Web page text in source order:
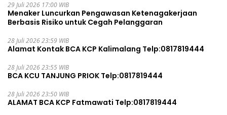
29 Juli 2026 17:00 WIB
Menaker Luncurkan Pengawasan Ketenagakerjaan
Berbasis Risiko untuk Cegah Pelanggaran
28 Juli 2026 23:59 WIB
Alamat Kontak BCA KCP Kalimalang Telp:0817819444
28 Juli 2026 23:55 WIB
BCA KCU TANJUNG PRIOK Telp:0817819444
28 Juli 2026 23:50 WIB
ALAMAT BCA KCP Fatmawati Telp:0817819444